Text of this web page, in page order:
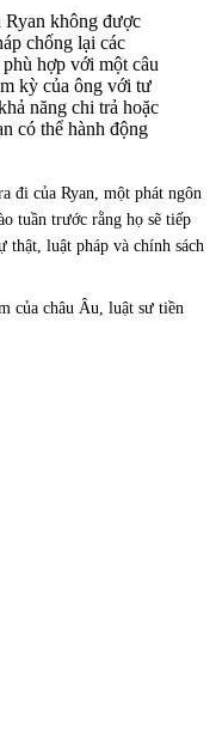
Ryan không được
chống lại các
hợp với một câu
kỳ của ông với tư
năng chi trả hoặc
có thể hành động
đi của Ryan, một phát ngôn
tuần trước rằng họ sẽ tiếp
thật, luật pháp và chính sách
của châu Âu, luật sư tiền